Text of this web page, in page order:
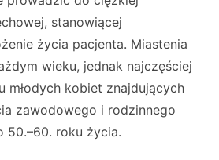
stanowiącej
życia pacjenta. Miastenia
wieku, jednak najczęściej
młodych kobiet znajdujących
zawodowego i rodzinnego
50.–60. roku życia.